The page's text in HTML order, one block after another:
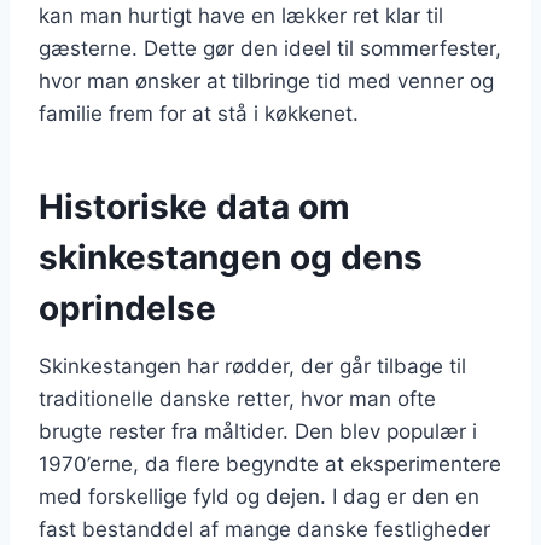
kan man hurtigt have en lækker ret klar til
gæsterne. Dette gør den ideel til sommerfester,
hvor man ønsker at tilbringe tid med venner og
familie frem for at stå i køkkenet.
Historiske data om
skinkestangen og dens
oprindelse
Skinkestangen har rødder, der går tilbage til
traditionelle danske retter, hvor man ofte
brugte rester fra måltider. Den blev populær i
1970’erne, da flere begyndte at eksperimentere
med forskellige fyld og dejen. I dag er den en
fast bestanddel af mange danske festligheder